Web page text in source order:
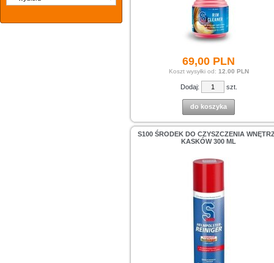
69,00 PLN
Koszt wysyłki od: 12.00 PLN
Dodaj: szt.
do koszyka
S100 ŚRODEK DO CZYSZCZENIA
KASKÓW 300 ML